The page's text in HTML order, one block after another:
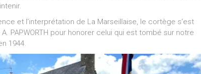
et l’interprétation de La Marseillaise, le cortège s’est
PAPWORTH pour honorer celui qui est tombé sur notre
1944.